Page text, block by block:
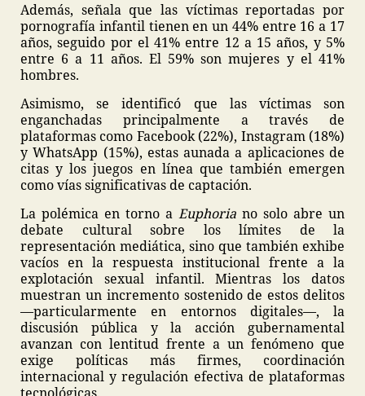
Además, señala que las víctimas reportadas por
pornografía infantil tienen en un 44% entre 16 a 17
años, seguido por el 41% entre 12 a 15 años, y 5%
entre 6 a 11 años. El 59% son mujeres y el 41%
hombres.
Asimismo, se identificó que las víctimas son
enganchadas principalmente a través de
plataformas como Facebook (22%), Instagram (18%)
y WhatsApp (15%), estas aunada a aplicaciones de
citas y los juegos en línea que también emergen
como vías significativas de captación.
La polémica en torno a Euphoria no solo abre un
debate cultural sobre los límites de la
representación mediática, sino que también exhibe
vacíos en la respuesta institucional frente a la
explotación sexual infantil. Mientras los datos
muestran un incremento sostenido de estos delitos
—particularmente en entornos digitales—, la
discusión pública y la acción gubernamental
avanzan con lentitud frente a un fenómeno que
exige políticas más firmes, coordinación
internacional y regulación efectiva de plataformas